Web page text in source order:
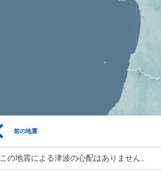
前の地震
この地震による津波の心配はありません。